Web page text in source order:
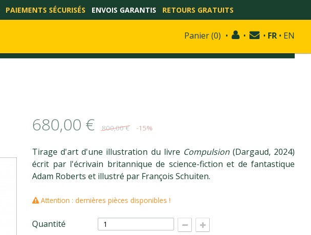
PAIEMENTS SÉCURISÉS ENVOIS GARANTIS RETOURS GRATUITS
Panier(0) • • • FR • EN
680,00 € 800,00 € -15%
Tirage d'art d'une illustration du livre Compulsion(Dargaud, 2024)
écrit par l'écrivain britannique de science-fiction et de fantastique
Adam Roberts et illustré par François Schuiten.
Attention : dernières pièces disponibles !
Quantité